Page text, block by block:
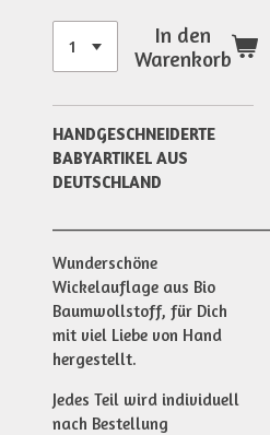
In den
Warenkorb
HANDGESCHNEIDERTE
BABYARTIKEL AUS
DEUTSCHLAND
Wunderschöne
Wickelauflage aus Bio
Baumwollstoff, für Dich
mit viel Liebe von Hand
hergestellt.
Jedes Teil wird individuell
nach Bestellung